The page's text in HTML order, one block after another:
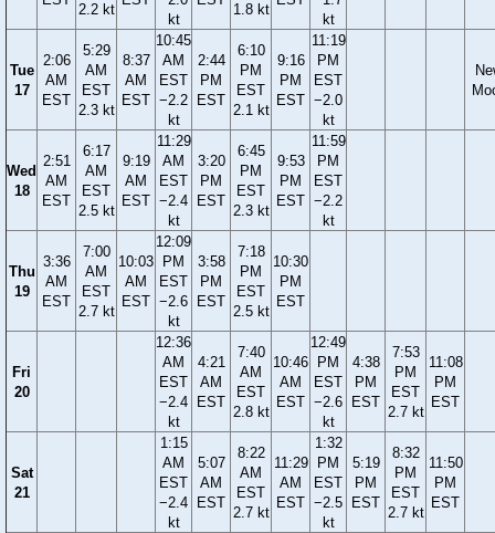
2.2 kt
kt
1.8 kt
kt
Tue
17
2:06
AM
EST
5:29
AM
EST
2.3 kt
8:37
AM
EST
10:45
AM
EST
−2.2
kt
2:44
PM
EST
6:10
PM
EST
2.1 kt
9:16
PM
EST
11:19
PM
EST
−2.0
kt
Wed
18
2:51
AM
EST
6:17
AM
EST
2.5 kt
9:19
AM
EST
11:29
AM
EST
−2.4
kt
3:20
PM
EST
6:45
PM
EST
2.3 kt
9:53
PM
EST
11:59
PM
EST
−2.2
kt
Thu
19
3:36
AM
EST
7:00
AM
EST
2.7 kt
10:03
AM
EST
12:09
PM
EST
−2.6
kt
3:58
PM
EST
7:18
PM
EST
2.5 kt
10:30
PM
EST
Fri
20
12:36
AM
EST
−2.4
kt
4:21
AM
EST
7:40
AM
EST
2.8 kt
10:46
AM
EST
12:49
PM
EST
−2.6
kt
4:38
PM
EST
7:53
PM
EST
2.7 kt
11:08
PM
EST
Sat
21
1:15
AM
EST
−2.4
kt
5:07
AM
EST
8:22
AM
EST
2.7 kt
11:29
AM
EST
1:32
PM
EST
−2.5
kt
5:19
PM
EST
8:32
PM
EST
2.7 kt
11:50
PM
EST